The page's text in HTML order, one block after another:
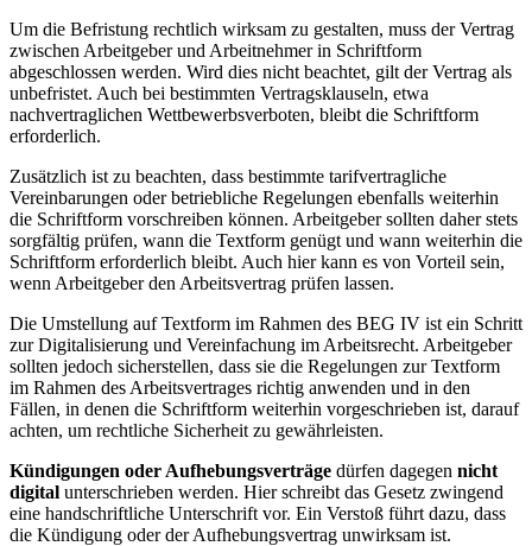
Um die Befristung rechtlich wirksam zu gestalten, muss der Vertrag
zwischen Arbeitgeber und Arbeitnehmer in Schriftform
abgeschlossen werden. Wird dies nicht beachtet, gilt der Vertrag als
unbefristet. Auch bei bestimmten Vertragsklauseln, etwa
nachvertraglichen Wettbewerbsverboten, bleibt die Schriftform
erforderlich.
Zusätzlich ist zu beachten, dass bestimmte tarifvertragliche
Vereinbarungen oder betriebliche Regelungen ebenfalls weiterhin
die Schriftform vorschreiben können. Arbeitgeber sollten daher stets
sorgfältig prüfen, wann die Textform genügt und wann weiterhin die
Schriftform erforderlich bleibt. Auch hier kann es von Vorteil sein,
wenn Arbeitgeber den Arbeitsvertrag prüfen lassen.
Die Umstellung auf Textform im Rahmen des BEG IV ist ein Schritt
zur Digitalisierung und Vereinfachung im Arbeitsrecht. Arbeitgeber
sollten jedoch sicherstellen, dass sie die Regelungen zur Textform
im Rahmen des Arbeitsvertrages richtig anwenden und in den
Fällen, in denen die Schriftform weiterhin vorgeschrieben ist, darauf
achten, um rechtliche Sicherheit zu gewährleisten.
Kündigungen oder Aufhebungsverträge dürfen dagegen nicht
digital unterschrieben werden. Hier schreibt das Gesetz zwingend
eine handschriftliche Unterschrift vor. Ein Verstoß führt dazu, dass
die Kündigung oder der Aufhebungsvertrag unwirksam ist.